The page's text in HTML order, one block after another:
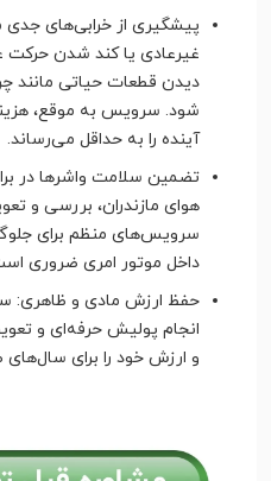
پیشگیری از خرابی‌های
غیرعادی یا کند شدن حرکت
دیدن قطعات حیاتی مانند
شود. سرویس به موقع،
آینده را به حداقل می‌رساند.
تضمین سلامت واشرها در
هوای مازندران، بررسی و
سرویس‌های منظم برای
داخل موتور امری ضروری
حفظ ارزش مادی و ظاهری:
انجام پولیش حرفه‌ای و
و ارزش خود را برای